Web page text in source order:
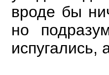
вроде бы
но
испугались,